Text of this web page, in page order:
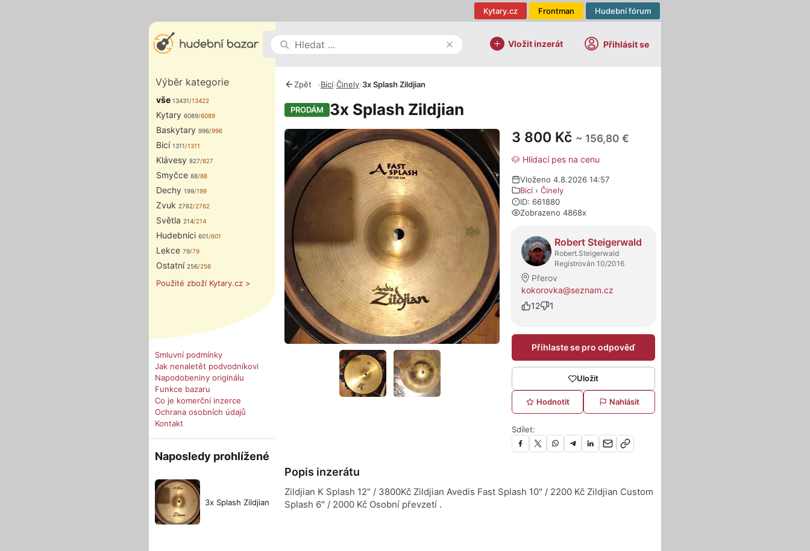
Hudební fórum
Frontman
Kytary.cz
Vložit inzerát Přihlásit se
Výběr kategorie
vše 13431/13422
Kytary 6089/6089
Baskytary 996/996
Bicí 1311/1311
Klávesy 827/827
Smyčce 88/88
Dechy 199/199
Zvuk 2762/2762
Světla 214/214
Hudebníci 601/601
Lekce 79/79
Ostatní 256/256
Použité zboží Kytary.cz >
Smluvní podmínky
Jak nenaletět podvodníkovi
Napodobeniny originálu
Funkce bazaru
Co je komerční inzerce
Ochrana osobních údajů
Kontakt
Naposledy prohlížené
3x Splash Zildjian
Zpět ›Bicí›Činely›3x Splash Zildjian
PRODÁM 3x Splash Zildjian
Fotografie 3 800 Kč ~ 156,80 €
🐶 Hlídací pes na cenu
Vloženo 4.8.2026 14:57
Bicí › Činely
ID: 661880
Zobrazeno 4868x
O prodejci
Robert Steigerwald
Robert.Steigerwald
Registrován 10/2016
Přerov
kokorovka@seznam.cz
12
1
Přihlaste se pro odpověď
Uložit
Hodnotit Nahlásit
Sdílet:
Popis inzerátu
Zildjian K Splash 12" / 3800Kč Zildjian Avedis Fast Splash 10" / 2200 Kč Zildjian Custom
Splash 6" / 2000 Kč Osobní převzetí .